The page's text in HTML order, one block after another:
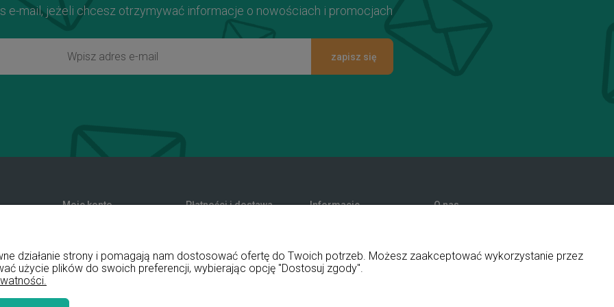
e-mail, jeżeli chcesz otrzymywać informacje o nowościach i promocjach
zapisz się
Moje konto
Ustawienia konta
Przechowalnia
Płatności i dostawa
Koszty dostawy
Czas realizacji zamówienia
Informacje
Polityka prywatności
O nas
Blog
działanie strony i pomagają nam dostosować ofertę do Twoich potrzeb. Możesz zaakceptować wykorzystanie przez
użycie plików do swoich preferencji, wybierając opcję "Dostosuj zgody".